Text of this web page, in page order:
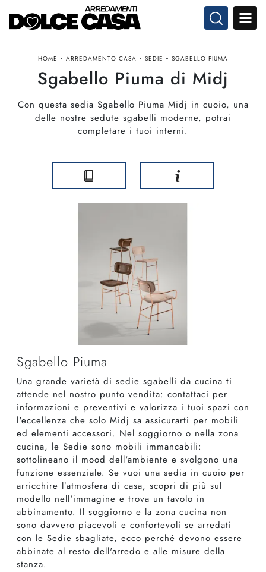
HOME - ARREDAMENTO CASA - SEDIE - SGABELLO PIUMA
Sgabello Piuma di Midj
Con questa sedia Sgabello Piuma Midj in cuoio, una
delle nostre sedute sgabelli moderne, potrai
completare i tuoi interni.
Sgabello Piuma
Una grande varietà di sedie sgabelli da cucina ti
attende nel nostro punto vendita: contattaci per
informazioni e preventivi e valorizza i tuoi spazi con
l'eccellenza che solo Midj sa assicurarti per mobili
ed elementi accessori. Nel soggiorno o nella zona
cucina, le Sedie sono mobili immancabili:
sottolineano il mood dell'ambiente e svolgono una
funzione essenziale. Se vuoi una sedia in cuoio per
arricchire l’atmosfera di casa, scopri di più sul
modello nell'immagine e trova un tavolo in
abbinamento. Il soggiorno e la zona cucina non
sono davvero piacevoli e confortevoli se arredati
con le Sedie sbagliate, ecco perché devono essere
abbinate al resto dell'arredo e alle misure della
stanza.